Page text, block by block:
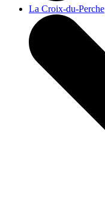
La Croix-du-Perche